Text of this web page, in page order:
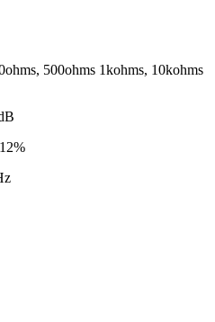
500ohms 1kohms, 10kohms